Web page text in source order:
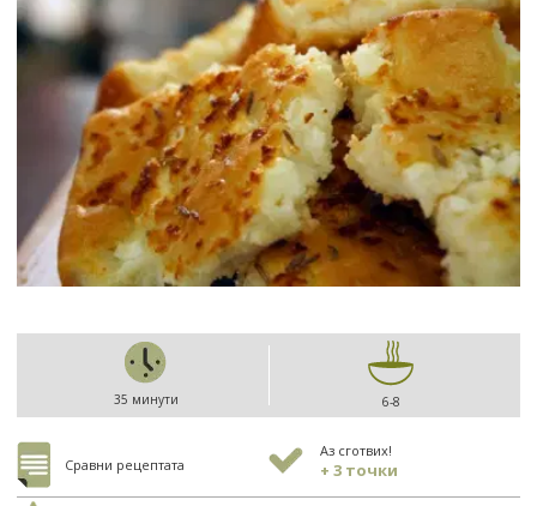
35 минути 6-8
Сравни рецептата
Аз сготвих!
+ 3 точки